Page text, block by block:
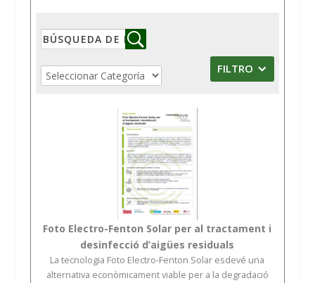
FILTRO
Foto Electro-Fenton Solar per al tractament i
desinfecció d’aigües residuals
La tecnologia Foto Electro-Fenton Solar esdevé una
alternativa econòmicament viable per a la degradació